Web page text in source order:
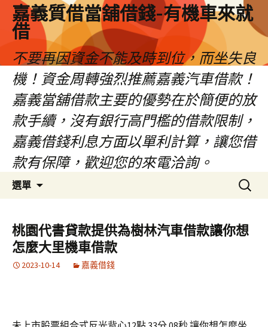
嘉義質借當舖借錢-有機車來就
借
不要再因資金不能及時到位，而坐失良
機！資金周轉強烈推薦嘉義汽車借款！
嘉義當舖借款主要的優勢在於簡便的放
款手續，沒有銀行高門檻的借款限制，
嘉義借錢利息方面以單利計算，讓您借
款有保障，歡迎您的來電洽詢。
選單
容
區
搜
尋
鍵
字:
桃園代書貸款提供為樹林汽車借款讓你想
怎麼大里機車借款
2023-10-14 嘉義借錢